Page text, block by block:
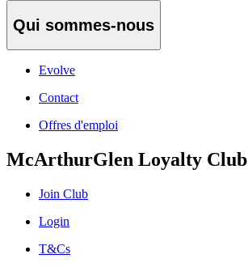
Qui sommes-nous
Evolve
Contact
Offres d'emploi
McArthurGlen Loyalty Club
Join Club
Login
T&Cs